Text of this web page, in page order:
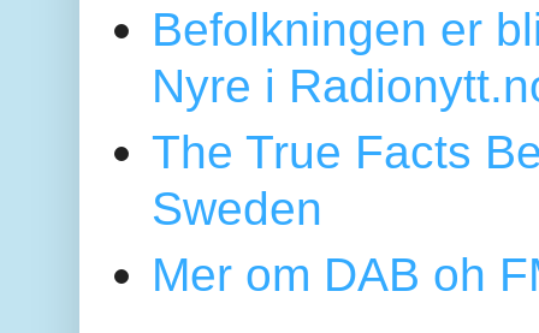
Befolkningen er
Nyre i
The True Facts
Sweden
Mer om DAB oh